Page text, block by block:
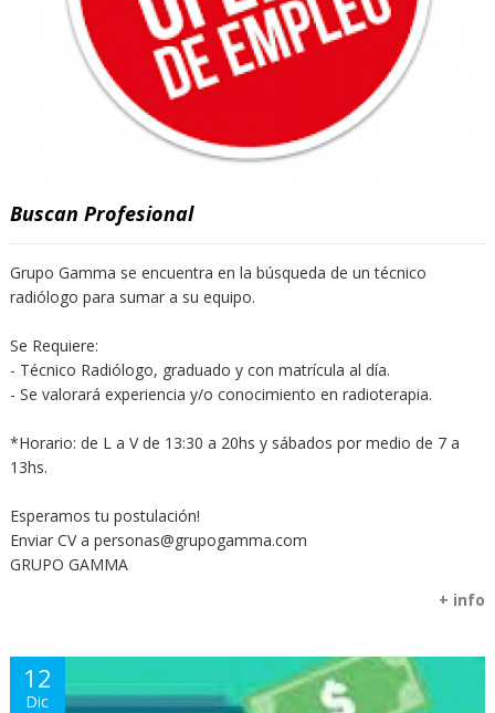
Buscan Profesional
Grupo Gamma se encuentra en la búsqueda de un técnico
radiólogo para sumar a su equipo.
Se Requiere:
- Técnico Radiólogo, graduado y con matrícula al día.
- Se valorará experiencia y/o conocimiento en radioterapia.
*Horario: de L a V de 13:30 a 20hs y sábados por medio de 7 a
13hs.
Esperamos tu postulación!
Enviar CV a personas@grupogamma.com
GRUPO GAMMA
+ info
12
Dic